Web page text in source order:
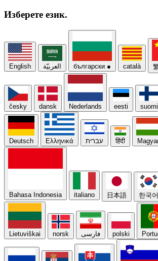
Изберете език.
English العربيّة български ● català
česky dansk Nederlands eesti suomi
Deutsch Ελληνικά עברית हिंदी
Bahasa Indonesia italiano 日本語 한국어
Lietuviškai norsk فارسی polski